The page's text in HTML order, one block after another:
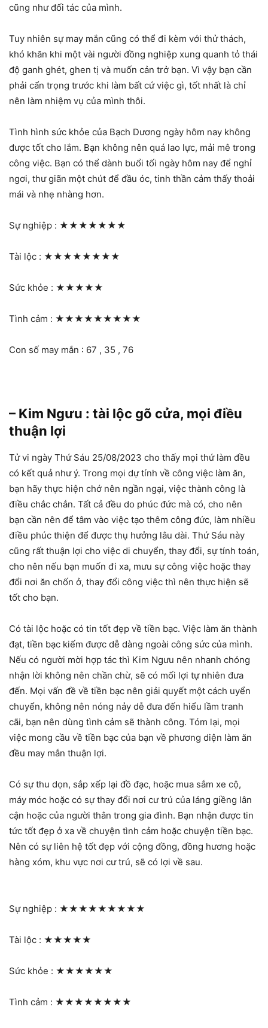
cũng như đối tác của mình.
Tuy nhiên sự may mắn cũng có thể đi kèm với thử thách,
khó khăn khi một vài người đồng nghiệp xung quanh tỏ thái
độ ganh ghét, ghen tị và muốn cản trở bạn. Vì vậy bạn cần
phải cẩn trọng trước khi làm bất cứ việc gì, tốt nhất là chỉ
nên làm nhiệm vụ của mình thôi.
Tình hình sức khỏe của Bạch Dương ngày hôm nay không
được tốt cho lắm. Bạn không nên quá lao lực, mải mê trong
công việc. Bạn có thể dành buổi tối ngày hôm nay để nghỉ
ngơi, thư giãn một chút để đầu óc, tinh thần cảm thấy thoải
mái và nhẹ nhàng hơn.
Sự nghiệp : ★★★★★★★
Tài lộc : ★★★★★★★★
Sức khỏe : ★★★★★
Tình cảm : ★★★★★★★★★
Con số may mắn : 67 , 35 , 76
– Kim Ngưu : tài lộc gõ cửa, mọi điều
thuận lợi
Tử vi ngày Thứ Sáu 25/08/2023 cho thấy mọi thứ làm đều
có kết quả như ý. Trong mọi dự tính về công việc làm ăn,
bạn hãy thực hiện chớ nên ngần ngại, việc thành công là
điều chắc chắn. Tất cả đều do phúc đức mà có, cho nên
bạn cần nên để tâm vào việc tạo thêm công đức, làm nhiều
điều phúc thiện để được thụ hưởng lâu dài. Thứ Sáu này
cũng rất thuận lợi cho việc di chuyển, thay đổi, sự tính toán,
cho nên nếu bạn muốn đi xa, mưu sự công việc hoặc thay
đổi nơi ăn chốn ở, thay đổi công việc thì nên thực hiện sẽ
tốt cho bạn.
Có tài lộc hoặc có tin tốt đẹp về tiền bạc. Việc làm ăn thành
đạt, tiền bạc kiếm được dễ dàng ngoài công sức của mình.
Nếu có người mời hợp tác thì Kim Ngưu nên nhanh chóng
nhận lời không nên chần chừ, sẽ có mối lợi tự nhiên đưa
đến. Mọi vấn đề về tiền bạc nên giải quyết một cách uyển
chuyển, không nên nóng nảy dễ đưa đến hiểu lầm tranh
cãi, bạn nên dùng tình cảm sẽ thành công. Tóm lại, mọi
việc mong cầu về tiền bạc của bạn về phương diện làm ăn
đều may mắn thuận lợi.
Có sự thu dọn, sắp xếp lại đồ đạc, hoặc mua sắm xe cộ,
máy móc hoặc có sự thay đổi nơi cư trú của láng giềng lân
cận hoặc của người thân trong gia đình. Bạn nhận được tin
tức tốt đẹp ở xa về chuyện tình cảm hoặc chuyện tiền bạc.
Nên có sự liên hệ tốt đẹp với cộng đồng, đồng hương hoặc
hàng xóm, khu vực nơi cư trú, sẽ có lợi về sau.
Sự nghiệp : ★★★★★★★★★
Tài lộc : ★★★★★
Sức khỏe : ★★★★★★
Tình cảm : ★★★★★★★★